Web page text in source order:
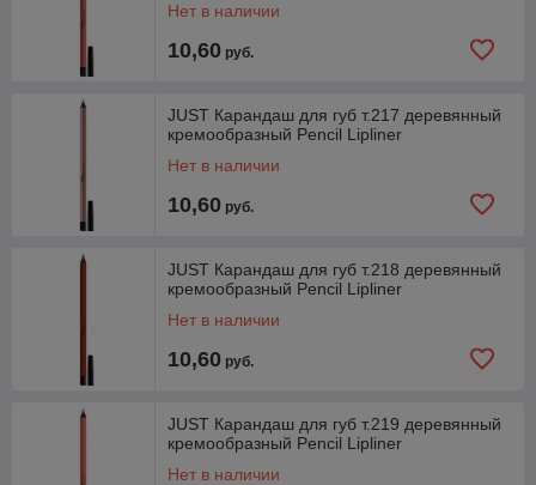
Нет в наличии
10,60 руб.
JUST Карандаш для губ т.217 деревянный
кремообразный Pencil Lipliner
Нет в наличии
10,60 руб.
JUST Карандаш для губ т.218 деревянный
кремообразный Pencil Lipliner
Нет в наличии
10,60 руб.
JUST Карандаш для губ т.219 деревянный
кремообразный Pencil Lipliner
Нет в наличии